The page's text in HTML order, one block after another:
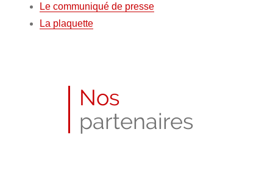
Le communiqué de presse
La plaquette
Nos
partenaires